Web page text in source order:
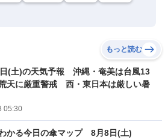
もっと読む
(土)の天気予報 沖縄・奄美は台風13
天に厳重警戒 西・東日本は厳しい暑
05:30
かる今日の傘マップ 8月8日(土)